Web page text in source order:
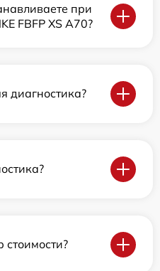
при
FBFP XS A70?
диагностика?